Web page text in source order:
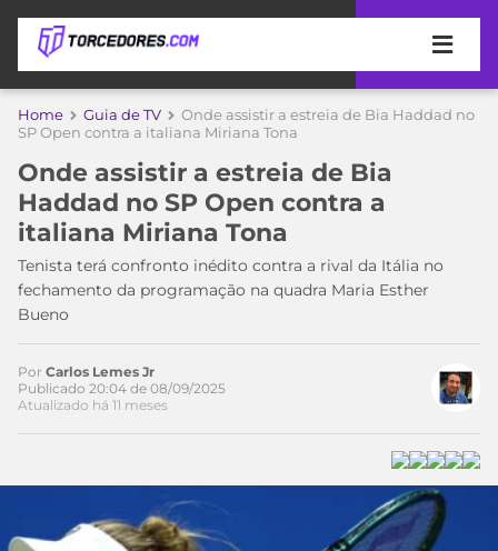
APOSTAS
DE
APOSTA
MELHORES
SITES
APOSTAS
2026
CÓDIGO
COPA
DO
MUNDO
TIMES
MEU
TIME
CORINTHIANS
CAMPEONATOS
MERCADO
Home Guia de TV
Onde assistir a estreia de Bia Haddad no
SP Open contra a italiana Miriana Tona
Onde assistir a estreia de Bia
Haddad no SP Open contra a
italiana Miriana Tona
Tenista terá confronto inédito contra a rival da Itália no
fechamento da programação na quadra Maria Esther
Bueno
Por Carlos Lemes Jr
Publicado 20:04 de 08/09/2025
Atualizado há 11 meses